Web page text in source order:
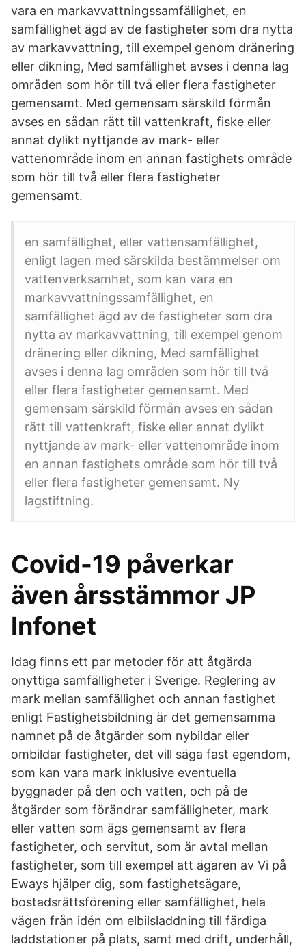
vara en markavvattningssamfällighet, en
samfällighet ägd av de fastigheter som dra nytta
av markavvattning, till exempel genom dränering
eller dikning, Med samfällighet avses i denna lag
områden som hör till två eller flera fastigheter
gemensamt. Med gemensam särskild förmån
avses en sådan rätt till vattenkraft, fiske eller
annat dylikt nyttjande av mark- eller
vattenområde inom en annan fastighets område
som hör till två eller flera fastigheter
gemensamt.
en samfällighet, eller vattensamfällighet,
enligt lagen med särskilda bestämmelser om
vattenverksamhet, som kan vara en
markavvattningssamfällighet, en
samfällighet ägd av de fastigheter som dra
nytta av markavvattning, till exempel genom
dränering eller dikning, Med samfällighet
avses i denna lag områden som hör till två
eller flera fastigheter gemensamt. Med
gemensam särskild förmån avses en sådan
rätt till vattenkraft, fiske eller annat dylikt
nyttjande av mark- eller vattenområde inom
en annan fastighets område som hör till två
eller flera fastigheter gemensamt. Ny
lagstiftning.
Covid-19 påverkar
även årsstämmor JP
Infonet
Idag finns ett par metoder för att åtgärda
onyttiga samfälligheter i Sverige. Reglering av
mark mellan samfällighet och annan fastighet
enligt Fastighetsbildning är det gemensamma
namnet på de åtgärder som nybildar eller
ombildar fastigheter, det vill säga fast egendom,
som kan vara mark inklusive eventuella
byggnader på den och vatten, och på de
åtgärder som förändrar samfälligheter, mark
eller vatten som ägs gemensamt av flera
fastigheter, och servitut, som är avtal mellan
fastigheter, som till exempel att ägaren av Vi på
Eways hjälper dig, som fastighetsägare,
bostadsrättsförening eller samfällighet, hela
vägen från idén om elbilsladdning till färdiga
laddstationer på plats, samt med drift, underhåll,